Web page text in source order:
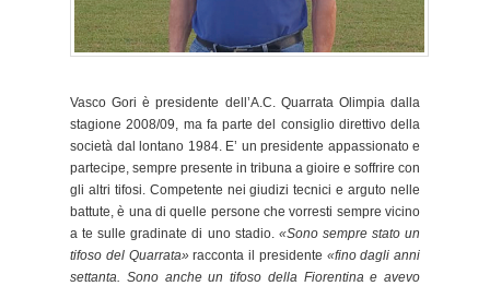
Vasco Gori è presidente dell’A.C. Quarrata Olimpia dalla
stagione 2008/09, ma fa parte del consiglio direttivo della
società dal lontano 1984. E’ un presidente appassionato e
partecipe, sempre presente in tribuna a gioire e soffrire con
gli altri tifosi. Competente nei giudizi tecnici e arguto nelle
battute, è una di quelle persone che vorresti sempre vicino
a te sulle gradinate di uno stadio. «Sono sempre stato un
tifoso del Quarrata»racconta il presidente «fino dagli anni
settanta. Sono anche un tifoso della Fiorentina e avevo